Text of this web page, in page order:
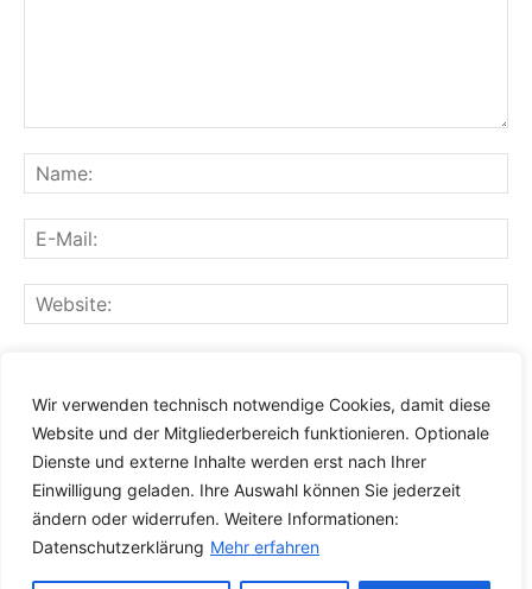
Wir verwenden technisch notwendige Cookies, damit diese
Website und der Mitgliederbereich funktionieren. Optionale
Dienste und externe Inhalte werden erst nach Ihrer
Einwilligung geladen. Ihre Auswahl können Sie jederzeit
ändern oder widerrufen. Weitere Informationen:
Datenschutzerklärung Mehr erfahren
Browser.